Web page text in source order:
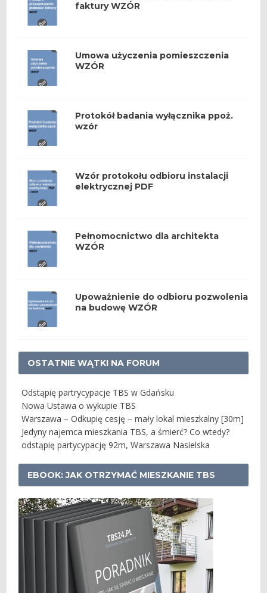
faktury WZÓR
Umowa użyczenia pomieszczenia
WZÓR
Protokół badania wyłącznika ppoż.
wzór
Wzór protokołu odbioru instalacji
elektrycznej PDF
Pełnomocnictwo dla architekta
WZÓR
Upoważnienie do odbioru pozwolenia
na budowę WZÓR
OSTATNIE WĄTKI NA FORUM
Odstąpię partrycypacje TBS w Gdańsku
Nowa Ustawa o wykupie TBS
Warszawa – Odkupię cesję – mały lokal mieszkalny [30m]
Jedyny najemca mieszkania TBS, a śmierć? Co wtedy?
odstąpię partycypację 92m, Warszawa Nasielska
EBOOK: JAK OTRZYMAĆ MIESZKANIE TBS